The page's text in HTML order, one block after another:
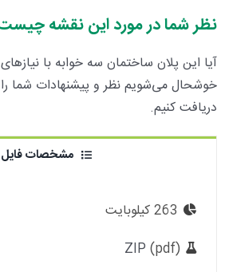
نظر شما در مورد این نقشه
آیا این پلان ساختمان سه خوابه با
خوشحال می‌شویم نظر و پیشنهادات شما
دریافت کنیم.
مشخصات فایل
263 کیلوبایت
ZIP (pdf)